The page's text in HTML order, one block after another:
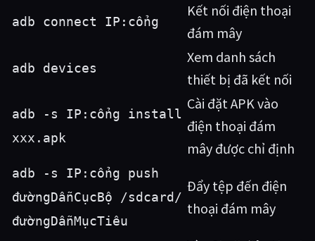
adb connect IP:cổng
Kết nối điện thoại
đám mây
adb devices
Xem danh sách
thiết bị đã kết nối
adb -s IP:cổng install
xxx.apk
Cài đặt APK vào
điện thoại đám
mây được chỉ định
adb -s IP:cổng push
đườngDẫnCụcBộ /sdcard/
đườngDẫnMụcTiêu
Đẩy tệp đến điện
thoại đám mây